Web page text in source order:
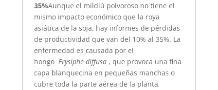
35%Aunque el mildiú polvoroso no tiene el
mismo impacto económico que la roya
asiática de la soja, hay informes de pérdidas
de productividad que van del 10% al 35%. La
enfermedad es causada por el
hongo Erysiphe diffusa, que provoca una fina
capa blanquecina en pequeñas manchas o
cubre toda la parte aérea de la planta,